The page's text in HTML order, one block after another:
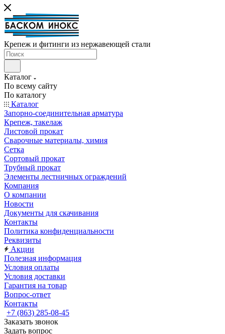
Крепеж и фитинги из нержавеющей стали
Каталог
По всему сайту
По каталогу
Каталог
Запорно-соединительная арматура
Крепеж, такелаж
Листовой прокат
Сварочные материалы, химия
Сетка
Сортовый прокат
Трубный прокат
Элементы лестничных ограждений
Компания
О компании
Новости
Документы для скачивания
Контакты
Политика конфиденциальности
Реквизиты
Акции
Полезная информация
Условия оплаты
Условия доставки
Гарантия на товар
Вопрос-ответ
Контакты
+7 (863) 285-08-45
Заказать звонок
Задать вопрос